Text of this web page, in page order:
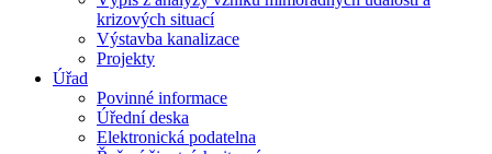
krizových situací
Výstavba kanalizace
Projekty
Úřad
Povinné informace
Úřední deska
Elektronická podatelna